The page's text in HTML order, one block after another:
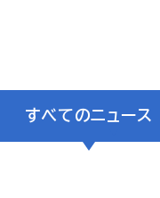
すべてのニュース